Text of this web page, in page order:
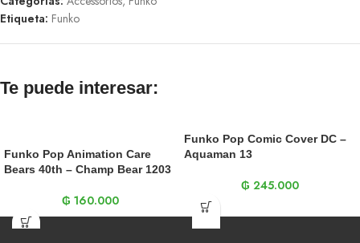
Etiqueta: Funko
Te puede interesar:
Funko Pop Animation Care
Bears 40th – Champ Bear 1203
₲ 160.000
Funko Pop Comic Cover DC –
Aquaman 13
₲ 245.000